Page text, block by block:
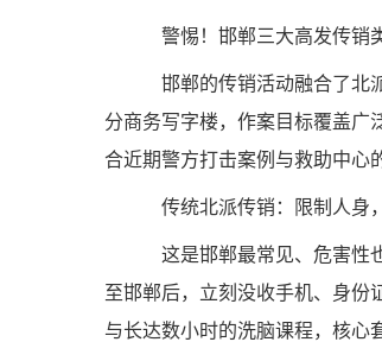
警惕！邯郸三大高发传销
邯郸的传销活动融合了北
分商务写字楼，作案目标覆盖广
合近期警方打击案例与救助中心
传统北派传销：限制人身
这是邯郸最常见、危害性
至邯郸后，立刻没收手机、身份
与长达数小时的洗脑课程，核心